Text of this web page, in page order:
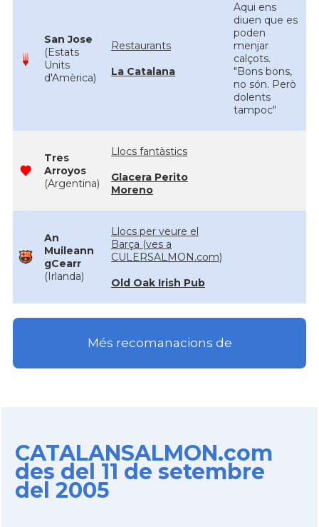
San Jose
(Estats
Units
d'Amèrica)
Restaurants
La Catalana
Aqui ens
diuen que es
poden
menjar
calçots.
"Bons bons,
no són. Però
dolents
tampoc"
Tres
Arroyos
(Argentina)
Llocs fantàstics
Glacera Perito
Moreno
An
Muileann
gCearr
(Irlanda)
Llocs per veure el
Barça (ves a
CULERSALMON.com)
Old Oak Irish Pub
Més recomanacions de
CATALANSALMON.com
des del 11 de setembre
del 2005